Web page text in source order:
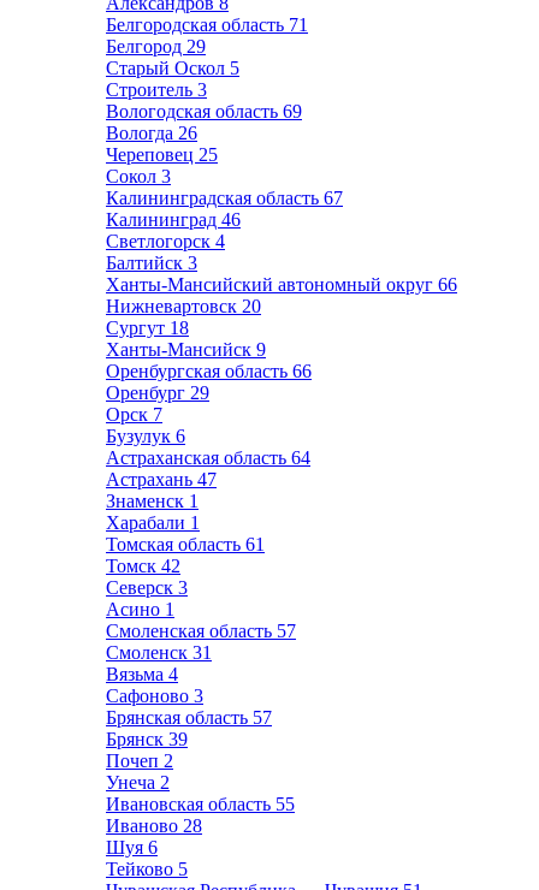
Белгородская область 71
Белгород 29
Старый Оскол 5
Строитель 3
Вологодская область 69
Вологда 26
Череповец 25
Сокол 3
Калининградская область 67
Калининград 46
Светлогорск 4
Балтийск 3
Ханты-Мансийский автономный округ 66
Нижневартовск 20
Сургут 18
Ханты-Мансийск 9
Оренбургская область 66
Оренбург 29
Орск 7
Бузулук 6
Астраханская область 64
Астрахань 47
Знаменск 1
Харабали 1
Томская область 61
Томск 42
Северск 3
Асино 1
Смоленская область 57
Смоленск 31
Вязьма 4
Сафоново 3
Брянская область 57
Брянск 39
Почеп 2
Унеча 2
Ивановская область 55
Иваново 28
Шуя 6
Тейково 5